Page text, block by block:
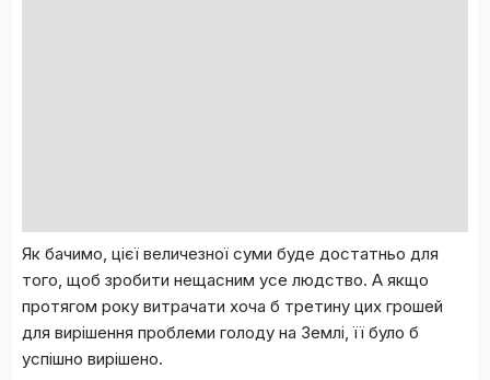
Як бачимо, цієї величезної суми буде достатньо для
того, щоб зробити нещасним усе людство. А якщо
протягом року витрачати хоча б третину цих грошей
для вирішення проблеми голоду на Землі, її було б
успішно вирішено.